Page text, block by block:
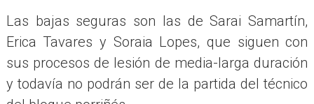
Las bajas seguras son las de Sarai Samartín,
Erica Tavares y Soraia Lopes, que siguen con
sus procesos de lesión de media-larga duración
y todavía no podrán ser de la partida del técnico